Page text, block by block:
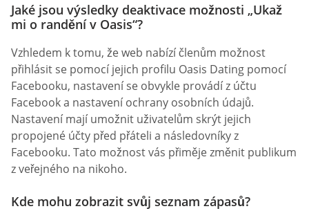
Jaké jsou výsledky deaktivace možnosti „Ukaž
mi o randění v Oasis“?
Vzhledem k tomu, že web nabízí členům možnost
přihlásit se pomocí jejich profilu Oasis Dating pomocí
Facebooku, nastavení se obvykle provádí z účtu
Facebook a nastavení ochrany osobních údajů.
Nastavení mají umožnit uživatelům skrýt jejich
propojené účty před přáteli a následovníky z
Facebooku. Tato možnost vás přiměje změnit publikum
z veřejného na nikoho.
Kde mohu zobrazit svůj seznam zápasů?